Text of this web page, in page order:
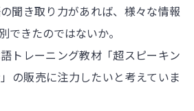
聞き取り力があれば、様々な情報
できたのではないか。
トレーニング教材「超スピーキン
の販売に注力したいと考えていま